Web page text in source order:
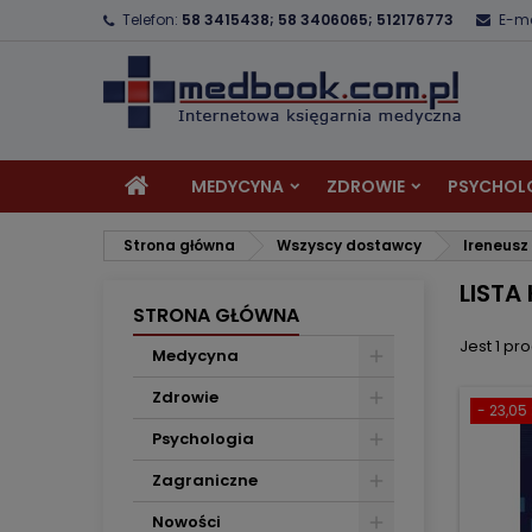
Telefon: 58 3415438; 58 3406065; 512176773 E-
MEDYCYNA ZDROWIE
Strona główna Wszyscy dostawcy
STRONA GŁÓWNA
Medycyna
Zdrowie
Psychologia
Zagraniczne
Nowości
LISTA
Jest 1
- 23,05